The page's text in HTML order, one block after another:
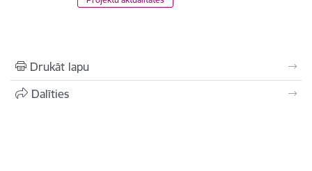
Drukāt lapu
Dalīties